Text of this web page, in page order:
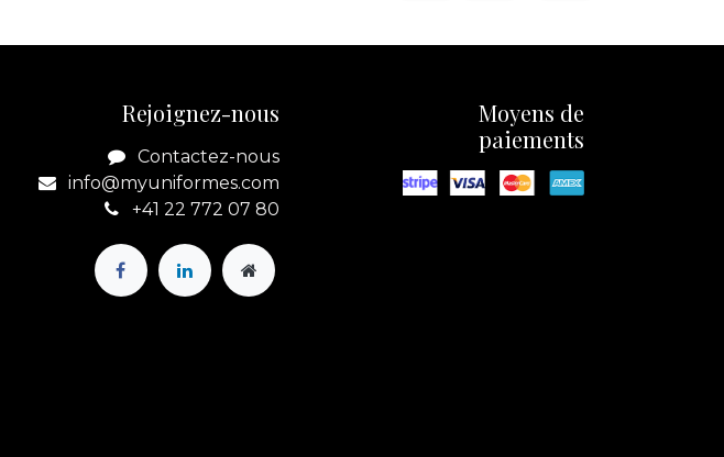
Rejoignez-nous
Contactez-nous
info@myuniformes.com
+41 22 772 07 80
Moyens de
paiements